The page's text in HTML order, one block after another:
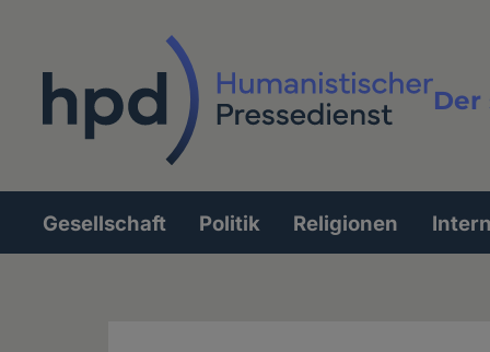
Hauptnavigation
Gesellschaft Politik Religionen